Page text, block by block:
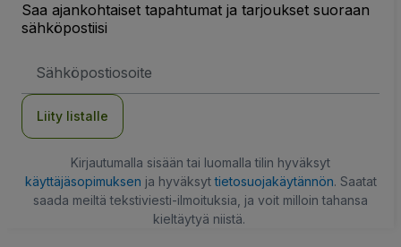
Saa ajankohtaiset tapahtumat ja tarjoukset suoraan
sähköpostiisi
Liity listalle
Kirjautumalla sisään tai luomalla tilin hyväksyt
käyttäjäsopimuksen ja hyväksyttietosuojakäytännön. Saatat
saada meiltä tekstiviesti-ilmoituksia, ja voit milloin tahansa
kieltäytyä niistä.